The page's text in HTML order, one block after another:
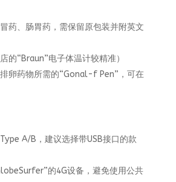
药、肠胃药，需保留原包装并附英文
的“Braun”电子体温计较精准）
卵药物所需的“Gonal-f Pen”，可在
A/B，建议选择带USB接口的款
的4G设备，避免使用公共